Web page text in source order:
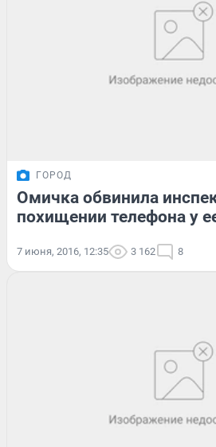
ГОРОД
Омичка обвинила
похищении телефона у
7 июня, 2016, 12:35 3 162 8